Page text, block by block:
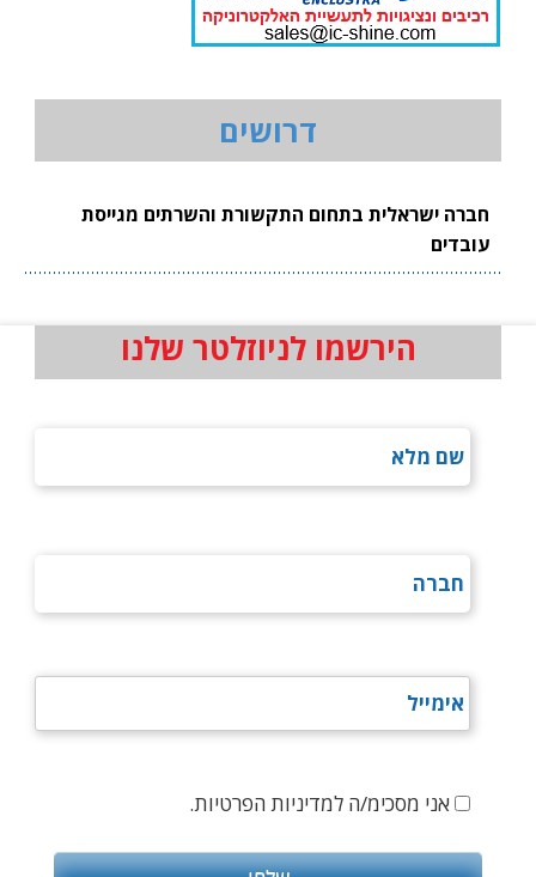
דרושים
חברה ישראלית בתחום התקשורת והשרתים מגייסת
עובדים
הירשמו לניוזלטר שלנו
אני מסכימ/ה למדיניות הפרטיות.